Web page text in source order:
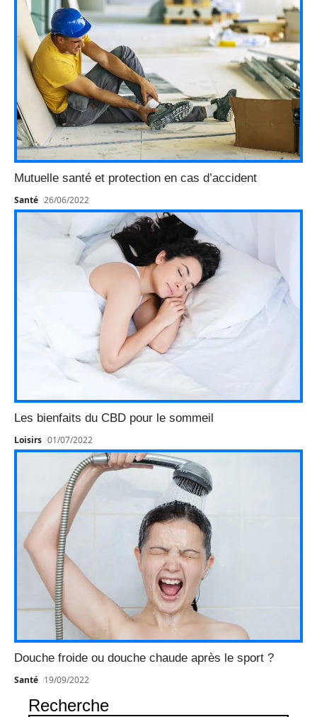
Mutuelle santé et protection en cas d’accident
Santé 26/06/2022
Les bienfaits du CBD pour le sommeil
Loisirs 01/07/2022
Douche froide ou douche chaude après le sport ?
Santé 19/09/2022
Recherche